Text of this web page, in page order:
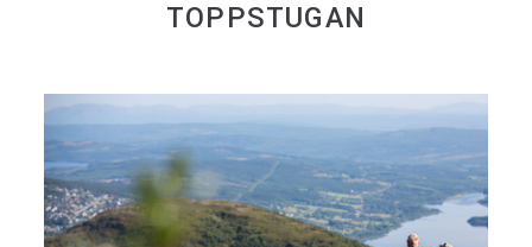
TOPPSTUGAN